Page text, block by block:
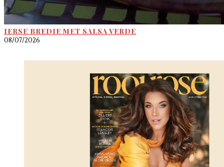
IERSE BREDIE MET SALSA VERDE
08/07/2026